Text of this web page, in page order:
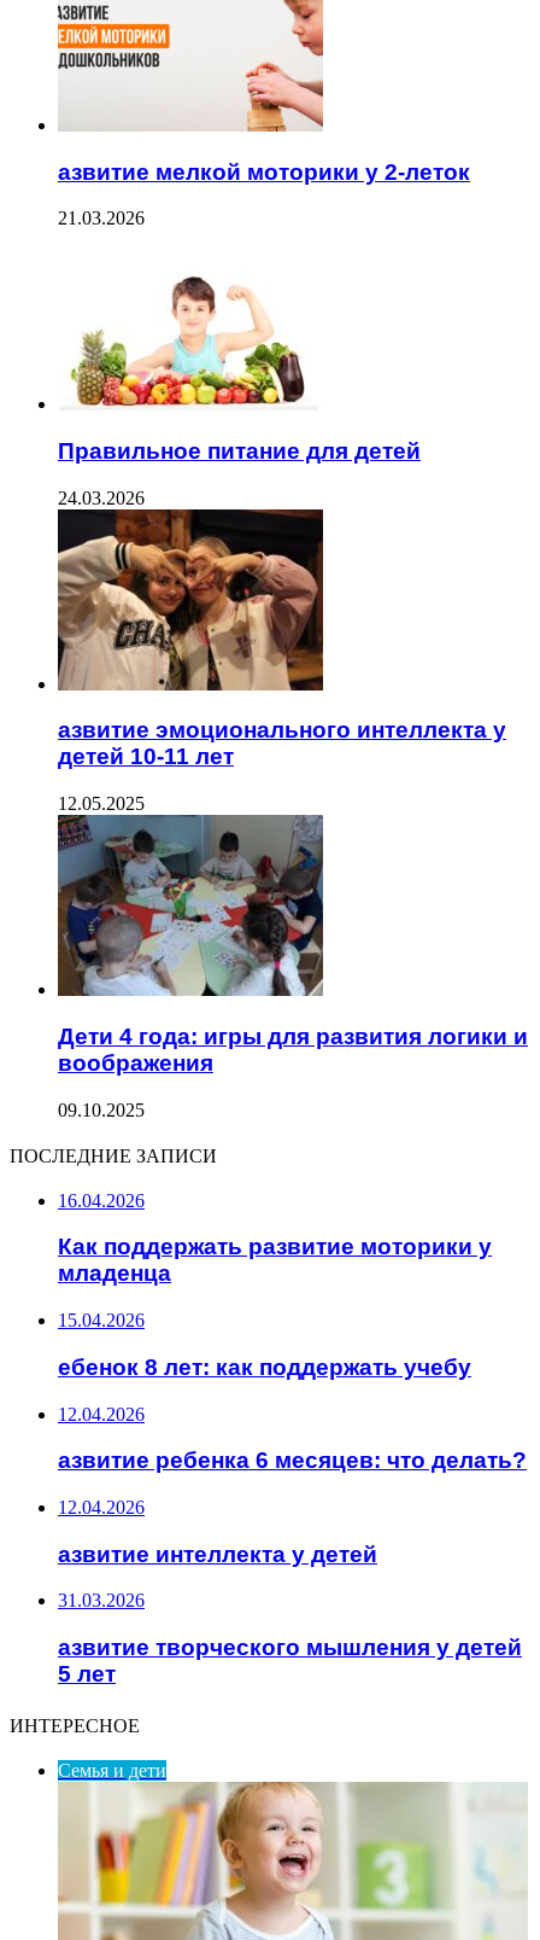
азвитие мелкой моторики у 2-леток
21.03.2026
Правильное питание для детей
24.03.2026
азвитие эмоционального интеллекта у
детей 10-11 лет
12.05.2025
Дети 4 года: игры для развития логики и
воображения
09.10.2025
ПОСЛЕДНИЕ ЗАПИСИ
16.04.2026
Как поддержать развитие моторики у
младенца
15.04.2026
ебенок 8 лет: как поддержать учебу
12.04.2026
азвитие ребенка 6 месяцев: что делать?
12.04.2026
азвитие интеллекта у детей
31.03.2026
азвитие творческого мышления у детей
5 лет
ИНТЕРЕСНОЕ
Семья и дети